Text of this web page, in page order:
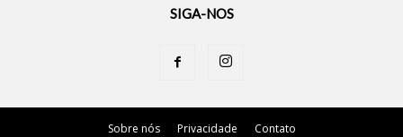
SIGA-NOS
Sobre nós Privacidade Contato